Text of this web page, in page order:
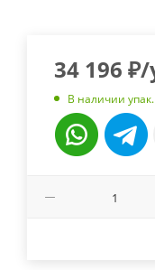
34 196 ₽/
В наличии упак.